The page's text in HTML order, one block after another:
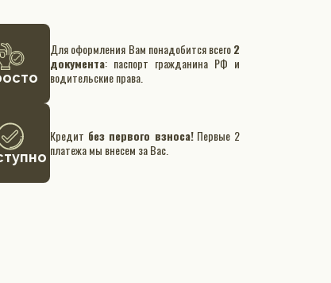
Для оформления Вам понадобится всего2
документа: паспорт гражданина РФ и
водительские права.
Кредит без первого взноса!Первые 2
платежа мы внесем за Вас.